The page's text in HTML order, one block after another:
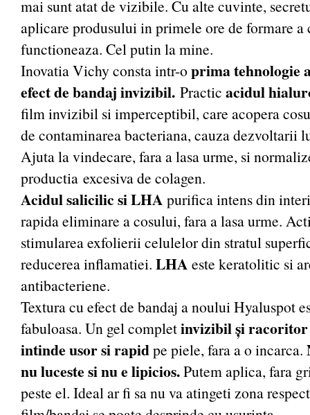
mai sunt atat de vizibile. Cu alte cuvinte,
aplicare produsului in primele ore de formare
functioneaza. Cel putin la mine.
Inovatia Vichy consta intr-o prima tehnologie
efect de bandaj invizibil. Practic acidul
film invizibil si imperceptibil, care acopera
de contaminarea bacteriana, cauza dezvoltarii
Ajuta la vindecare, fara a lasa urme, si
productia excesiva de colagen.
Acidul salicilic si LHA purifica intens din
rapida eliminare a cosului, fara a lasa urme.
stimularea exfolierii celulelor din stratul
reducerea inflamatiei. LHA este keratolitic si
antibacteriene.
Textura cu efect de bandaj a noului Hyaluspot
fabuloasa. Un gel completinvizibil și
intinde usor si rapidpe piele, fara a o incarca.
nu luceste si nu e lipicios.Putem aplica, fara
peste el. Ideal ar fi sa nu va atingeti zona